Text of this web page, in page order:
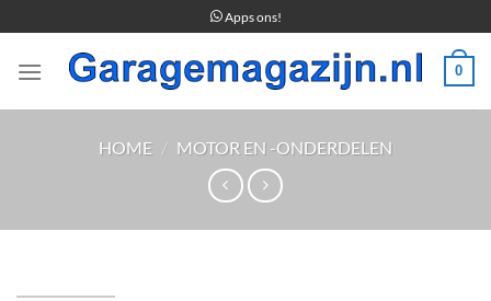
naar
inhoud
Apps ons!
0
HOME / MOTOR EN -ONDERDELEN